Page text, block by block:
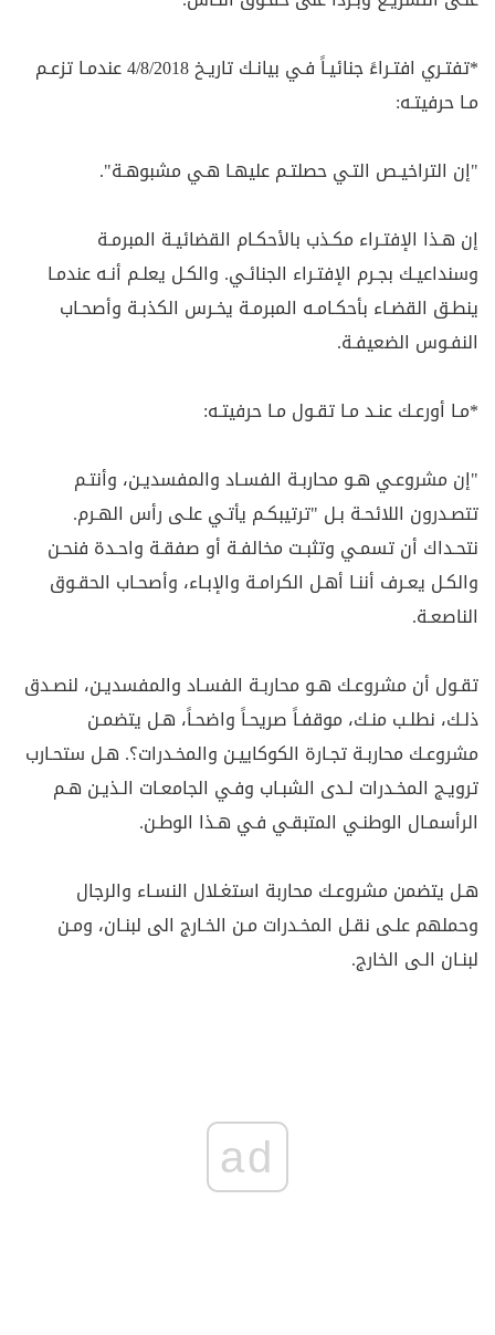
*تفتـري افتـراءً جنائيـاً فـي بيانـك تاريـخ 4/8/2018 عندمـا تزعـم
مـا حرفيتـه:
"إن التراخيـص التـي حصلتـم عليهـا هـي مشبوهـة".
إن هـذا الإفتـراء مكـذب بالأحكـام القضائيـة المبرمـة
وسنداعيـك بجـرم الإفتـراء الجنائـي. والكـل يعلـم أنـه عندمـا
ينطـق القضـاء بأحكـامـه المبرمـة يخـرس الكذبـة وأصحـاب
النفـوس الضعيفـة.
*مـا أورعـك عنـد مـا تقـول مـا حرفيتـه:
"إن مشروعـي هـو محاربـة الفسـاد والمفسديـن، وأنتـم
تتصـدرون اللائحـة بـل "ترتيبكـم يأتـي علـى رأس الهـرم.
نتحـداك أن تسمـي وتثبـت مخالفـة أو صفقـة واحـدة فنحـن
والكـل يعـرف أننـا أهـل الكرامـة والإبـاء، وأصحـاب الحقـوق
الناصعـة.
تقـول أن مشروعـك هـو محاربـة الفسـاد والمفسديـن، لنصـدق
ذلـك، نطلـب منـك، موقفـاً صريحـاً واضحـاً، هـل يتضمـن
مشروعـك محاربـة تجـارة الكوكاييـن والمخـدرات؟. هـل ستحـارب
ترويـج المخـدرات لـدى الشبـاب وفـي الجامعـات الـذيـن هـم
الرأسمـال الوطنـي المتبقـي فـي هـذا الوطـن.
هـل يتضمن مشروعـك محاربة استغـلال النسـاء والرجال
وحملهم علـى نقـل المخـدرات مـن الخـارج الى لبنـان، ومـن
لبنـان الـى الخارج.
ad